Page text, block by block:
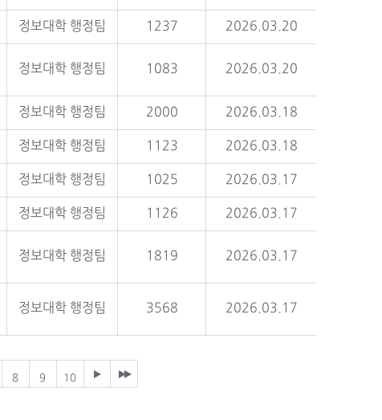
정보대학 행정팀 1237 2026.03.20
정보대학 행정팀 1083 2026.03.20
정보대학 행정팀 2000 2026.03.18
정보대학 행정팀 1123 2026.03.18
정보대학 행정팀 1025 2026.03.17
정보대학 행정팀 1126 2026.03.17
정보대학 행정팀 1819 2026.03.17
정보대학 행정팀 3568 2026.03.17
8 9 10